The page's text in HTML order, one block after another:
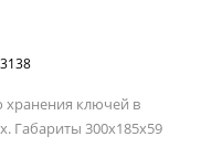
ключей в
Габариты 300x185x59